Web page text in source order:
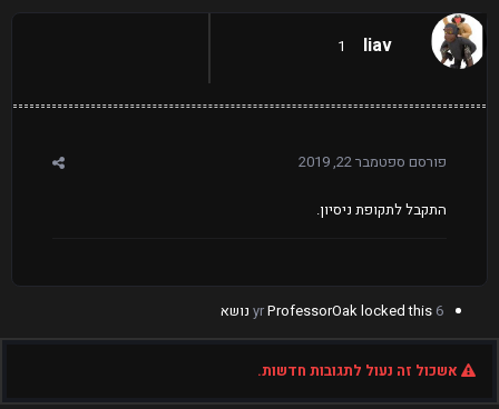
liav
1
פורסם ספטמבר 22, 2019
התקבל לתקופת ניסיון.
6 yr
ProfessorOaklocked this נושא
אשכול זה נעול לתגובות חדשות.